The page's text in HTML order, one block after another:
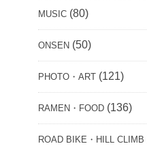
MUSIC (80)
ONSEN (50)
PHOTO・ART (121)
RAMEN・FOOD (136)
ROAD BIKE・HILL CLIMB